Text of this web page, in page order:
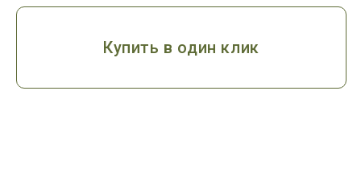
Купить в один клик